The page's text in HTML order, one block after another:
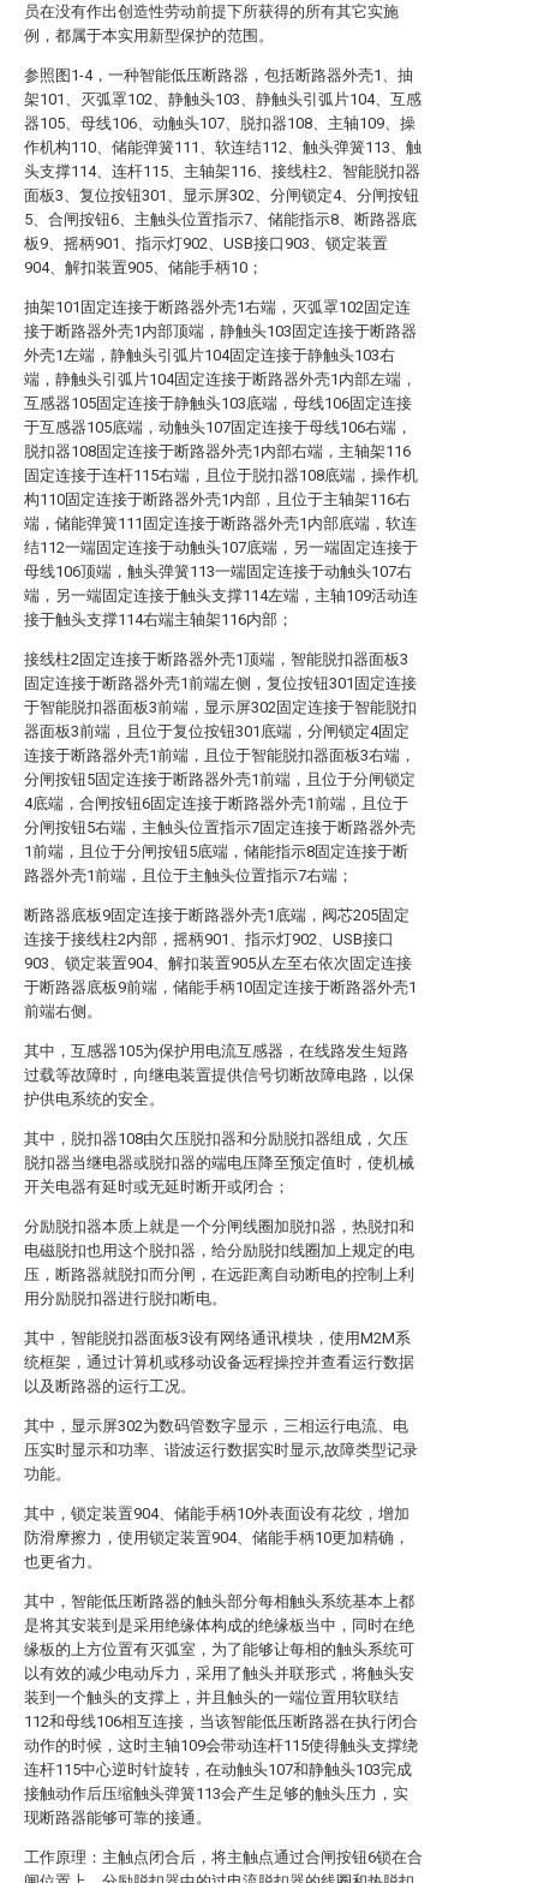
员在没有作出创造性劳动前提下所获得的所有其它实施
例，都属于本实用新型保护的范围。
参照图1-4，一种智能低压断路器，包括断路器外壳1、抽
架101、灭弧罩102、静触头103、静触头引弧片104、互感
器105、母线106、动触头107、脱扣器108、主轴109、操
作机构110、储能弹簧111、软连结112、触头弹簧113、触
头支撑114、连杆115、主轴架116、接线柱2、智能脱扣器
面板3、复位按钮301、显示屏302、分闸锁定4、分闸按钮
5、合闸按钮6、主触头位置指示7、储能指示8、断路器底
板9、摇柄901、指示灯902、USB接口903、锁定装置
904、解扣装置905、储能手柄10；
抽架101固定连接于断路器外壳1右端，灭弧罩102固定连
接于断路器外壳1内部顶端，静触头103固定连接于断路器
外壳1左端，静触头引弧片104固定连接于静触头103右
端，静触头引弧片104固定连接于断路器外壳1内部左端，
互感器105固定连接于静触头103底端，母线106固定连接
于互感器105底端，动触头107固定连接于母线106右端，
脱扣器108固定连接于断路器外壳1内部右端，主轴架116
固定连接于连杆115右端，且位于脱扣器108底端，操作机
构110固定连接于断路器外壳1内部，且位于主轴架116右
端，储能弹簧111固定连接于断路器外壳1内部底端，软连
结112一端固定连接于动触头107底端，另一端固定连接于
母线106顶端，触头弹簧113一端固定连接于动触头107右
端，另一端固定连接于触头支撑114左端，主轴109活动连
接于触头支撑114右端主轴架116内部；
接线柱2固定连接于断路器外壳1顶端，智能脱扣器面板3
固定连接于断路器外壳1前端左侧，复位按钮301固定连接
于智能脱扣器面板3前端，显示屏302固定连接于智能脱扣
器面板3前端，且位于复位按钮301底端，分闸锁定4固定
连接于断路器外壳1前端，且位于智能脱扣器面板3右端，
分闸按钮5固定连接于断路器外壳1前端，且位于分闸锁定
4底端，合闸按钮6固定连接于断路器外壳1前端，且位于
分闸按钮5右端，主触头位置指示7固定连接于断路器外壳
1前端，且位于分闸按钮5底端，储能指示8固定连接于断
路器外壳1前端，且位于主触头位置指示7右端；
断路器底板9固定连接于断路器外壳1底端，阀芯205固定
连接于接线柱2内部，摇柄901、指示灯902、USB接口
903、锁定装置904、解扣装置905从左至右依次固定连接
于断路器底板9前端，储能手柄10固定连接于断路器外壳1
前端右侧。
其中，互感器105为保护用电流互感器，在线路发生短路
过载等故障时，向继电装置提供信号切断故障电路，以保
护供电系统的安全。
其中，脱扣器108由欠压脱扣器和分励脱扣器组成，欠压
脱扣器当继电器或脱扣器的端电压降至预定值时，使机械
开关电器有延时或无延时断开或闭合；
分励脱扣器本质上就是一个分闸线圈加脱扣器，热脱扣和
电磁脱扣也用这个脱扣器，给分励脱扣线圈加上规定的电
压，断路器就脱扣而分闸，在远距离自动断电的控制上利
用分励脱扣器进行脱扣断电。
其中，智能脱扣器面板3设有网络通讯模块，使用M2M系
统框架，通过计算机或移动设备远程操控并查看运行数据
以及断路器的运行工况。
其中，显示屏302为数码管数字显示，三相运行电流、电
压实时显示和功率、谐波运行数据实时显示,故障类型记录
功能。
其中，锁定装置904、储能手柄10外表面设有花纹，增加
防滑摩擦力，使用锁定装置904、储能手柄10更加精确，
也更省力。
其中，智能低压断路器的触头部分每相触头系统基本上都
是将其安装到是采用绝缘体构成的绝缘板当中，同时在绝
缘板的上方位置有灭弧室，为了能够让每相的触头系统可
以有效的减少电动斥力，采用了触头并联形式，将触头安
装到一个触头的支撑上，并且触头的一端位置用软联结
112和母线106相互连接，当该智能低压断路器在执行闭合
动作的时候，这时主轴109会带动连杆115使得触头支撑绕
连杆115中心逆时针旋转，在动触头107和静触头103完成
接触动作后压缩触头弹簧113会产生足够的触头压力，实
现断路器能够可靠的接通。
工作原理：主触点闭合后，将主触点通过合闸按钮6锁在合